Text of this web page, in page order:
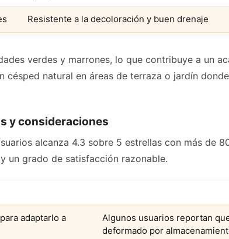
Resistente a la decoloración y buen drenaje
verdes y marrones, lo que contribuye a un
césped natural en áreas de terraza o jardín
y consideraciones
alcanza 4.3 sobre 5 estrellas con más de
un grado de satisfacción razonable.
adaptarlo a
Algunos usuarios reportan
deformado por